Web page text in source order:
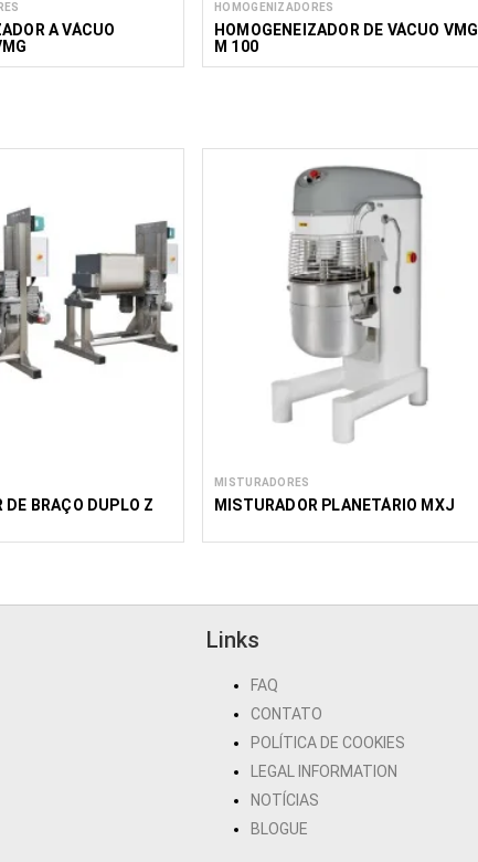
A VÁCUO
HOMOGENIZADORES
HOMOGENEIZADOR DE VÁCUO VMG
M 100
DE BRAÇO DUPLO Z
MISTURADORES
MISTURADOR PLANETÁRIO MXJ
Links
FAQ
CONTATO
POLÍTICA DE COOKIES
LEGAL INFORMATION
NOTÍCIAS
BLOGUE